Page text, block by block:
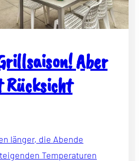
Aber
länger, die Abende
Temperaturen